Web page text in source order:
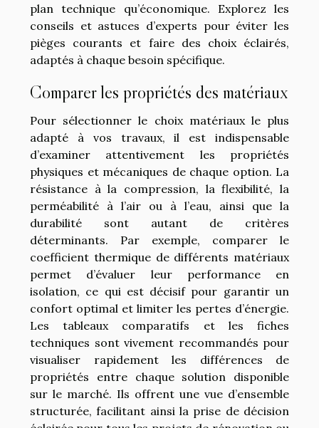
plan technique qu’économique. Explorez les
conseils et astuces d’experts pour éviter les
pièges courants et faire des choix éclairés,
adaptés à chaque besoin spécifique.
Comparer les propriétés des matériaux
Pour sélectionner le choix matériaux le plus
adapté à vos travaux, il est indispensable
d’examiner attentivement les propriétés
physiques et mécaniques de chaque option. La
résistance à la compression, la flexibilité, la
perméabilité à l’air ou à l’eau, ainsi que la
durabilité sont autant de critères
déterminants. Par exemple, comparer le
coefficient thermique de différents matériaux
permet d’évaluer leur performance en
isolation, ce qui est décisif pour garantir un
confort optimal et limiter les pertes d’énergie.
Les tableaux comparatifs et les fiches
techniques sont vivement recommandés pour
visualiser rapidement les différences de
propriétés entre chaque solution disponible
sur le marché. Ils offrent une vue d’ensemble
structurée, facilitant ainsi la prise de décision